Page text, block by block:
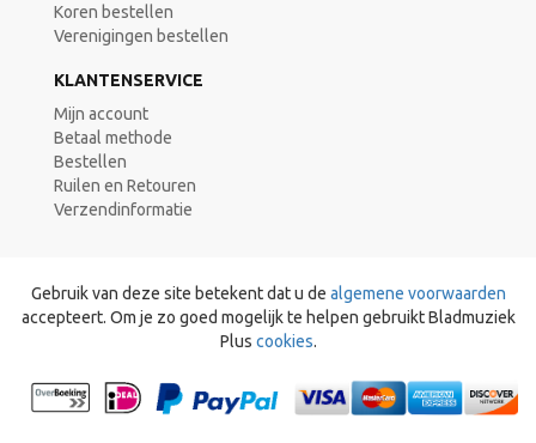
Koren bestellen
Verenigingen bestellen
KLANTENSERVICE
Mijn account
Betaal methode
Bestellen
Ruilen en Retouren
Verzendinformatie
Gebruik van deze site betekent dat u de algemene voorwaarden
accepteert. Om je zo goed mogelijk te helpen gebruikt Bladmuziek
Plus cookies.